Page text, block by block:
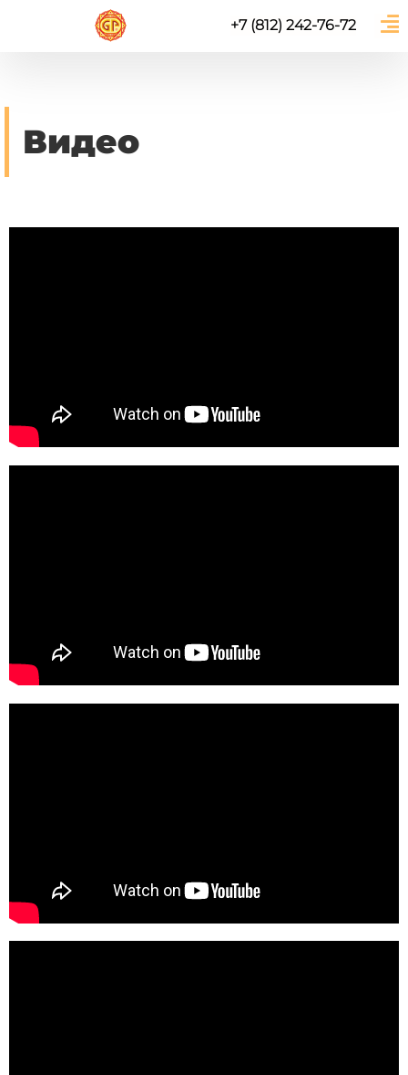
+7 (812) 242-76-72
Видео